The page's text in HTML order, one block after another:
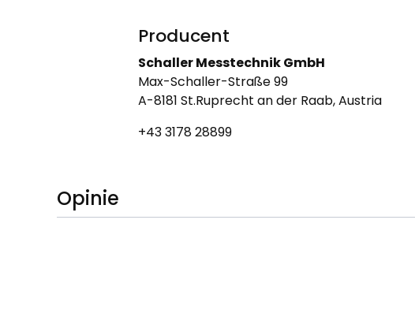
Producent
Schaller Messtechnik GmbH
Max-Schaller-Straße 99
A-8181 St.Ruprecht an der Raab, Austria
+43 3178 28899
Opinie